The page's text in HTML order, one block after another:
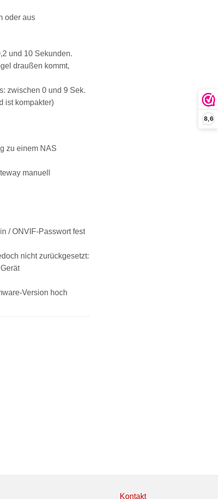
8,6
oder aus
und 10 Sekunden.
draußen kommt,
zwischen 0 und 9 Sek.
ist kompakter)
zu einem NAS
manuell
/ ONVIF-Passwort fest
nicht zurückgesetzt:
Version hoch
Kontakt